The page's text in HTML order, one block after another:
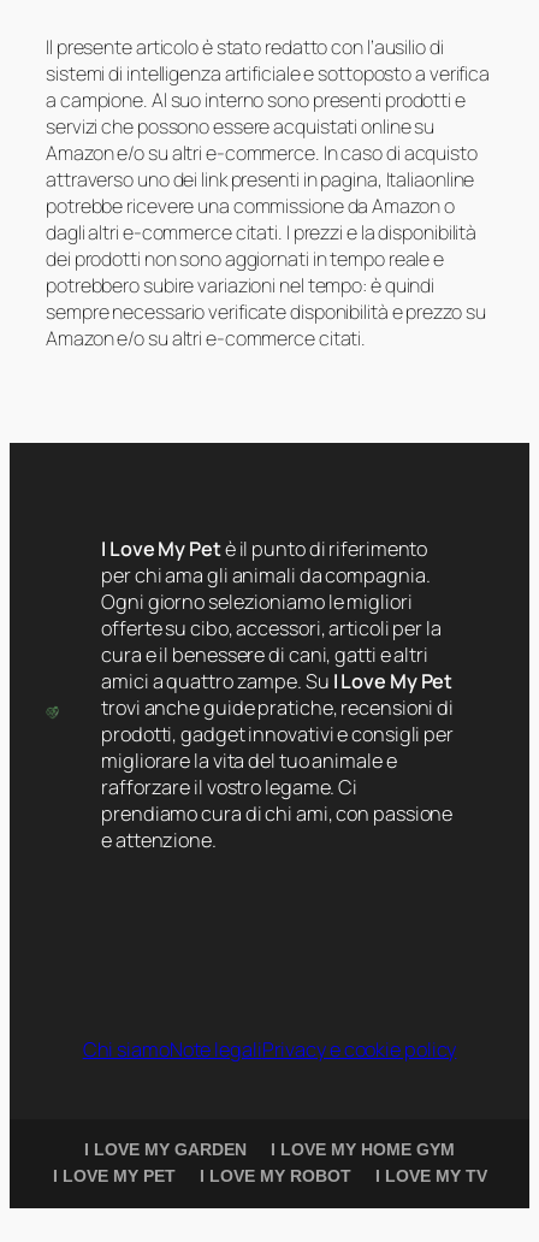
Il presente articolo è stato redatto con l’ausilio di
sistemi di intelligenza artificiale e sottoposto a verifica
a campione. Al suo interno sono presenti prodotti e
servizi che possono essere acquistati online su
Amazon e/o su altri e-commerce. In caso di acquisto
attraverso uno dei link presenti in pagina, Italiaonline
potrebbe ricevere una commissione da Amazon o
dagli altri e-commerce citati. I prezzi e la disponibilità
dei prodotti non sono aggiornati in tempo reale e
potrebbero subire variazioni nel tempo: è quindi
sempre necessario verificate disponibilità e prezzo su
Amazon e/o su altri e-commerce citati.
I Love My Petè il punto di riferimento
per chi ama gli animali da compagnia.
Ogni giorno selezioniamo le migliori
offerte su cibo, accessori, articoli per la
cura e il benessere di cani, gatti e altri
amici a quattro zampe. Su I Love My Pet
trovi anche guide pratiche, recensioni di
prodotti, gadget innovativi e consigli per
migliorare la vita del tuo animale e
rafforzare il vostro legame. Ci
prendiamo cura di chi ami, con passione
e attenzione.
Chi siamoNote legaliPrivacy e cookie policy
I LOVE MY GARDEN
I LOVE MY HOME GYM
I LOVE MY PET
I LOVE MY ROBOT I LOVE MY TV